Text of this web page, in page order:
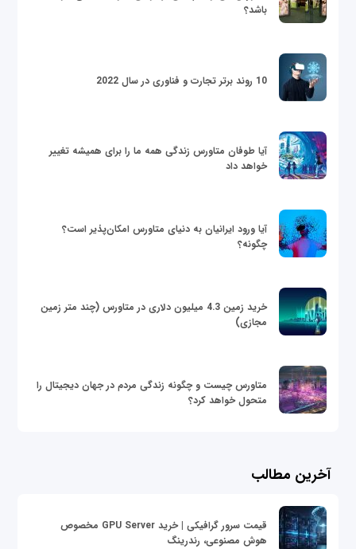
باشد؟
10 روند برتر تجارت و فناوری در سال 2022
آیا طوفان متاورس زندگی همه ما را برای همیشه تغییر
خواهد داد
آیا ورود ایرانیان به دنیای متاورس امکان‌پذیر است؟
چگونه؟
خرید زمین 4.3 میلیون دلاری در متاورس (چند متر زمین
مجازی)
متاورس چیست و چگونه زندگی مردم در جهان دیجیتال را
متحول خواهد کرد؟
آخرین مطالب
قیمت سرور گرافیکی | خرید GPU Server مخصوص
هوش مصنوعی، رندرینگ